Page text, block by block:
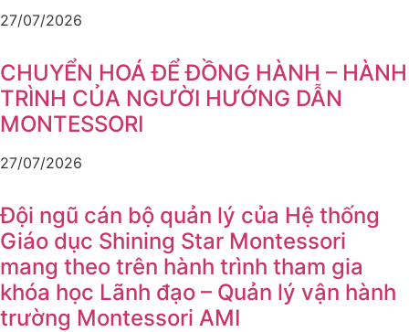
27/07/2026
CHUYỂN HOÁ ĐỂ ĐỒNG HÀNH – HÀNH
TRÌNH CỦA NGƯỜI HƯỚNG DẪN
MONTESSORI
27/07/2026
Đội ngũ cán bộ quản lý của Hệ thống
Giáo dục Shining Star Montessori
mang theo trên hành trình tham gia
khóa học Lãnh đạo – Quản lý vận hành
trường Montessori AMI